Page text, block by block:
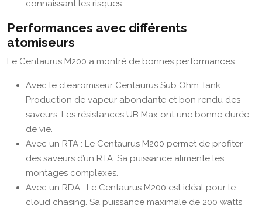
connaissant les risques.
Performances avec différents
atomiseurs
Le Centaurus M200 a montré de bonnes performances :
Avec le clearomiseur Centaurus Sub Ohm Tank :
Production de vapeur abondante et bon rendu des
saveurs. Les résistances UB Max ont une bonne durée
de vie.
Avec un RTA : Le Centaurus M200 permet de profiter
des saveurs d’un RTA. Sa puissance alimente les
montages complexes.
Avec un RDA : Le Centaurus M200 est idéal pour le
cloud chasing. Sa puissance maximale de 200 watts